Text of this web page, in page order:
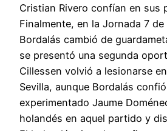
Cristian Rivero confían en sus
Finalmente, en la Jornada 7 de
Bordalás cambió de
se presentó una segunda
Cillessen volvió a lesionarse
Sevilla, aunque Bordalás
experimentado Jaume
holandés en aquel partido y